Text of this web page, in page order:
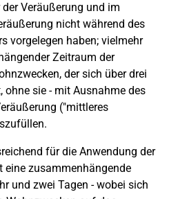
Veräußerung und im
nicht während des
vorgelegen haben; vielmehr
Zeitraum der
der sich über drei
ohne sie - mit Ausnahme des
("mittleres
für die Anwendung der
zusammenhängende
und zwei Tagen - wobei sich